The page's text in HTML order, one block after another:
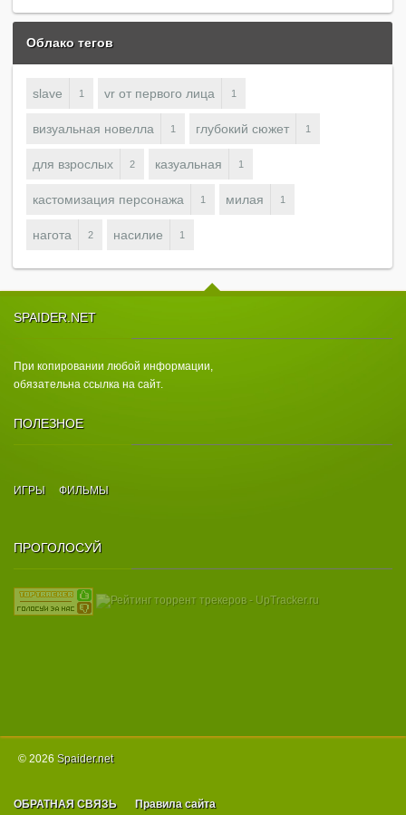
Облако тегов
slave 1 vr от первого лица 1
визуальная новелла 1 глубокий сюжет 1
для взрослых 2 казуальная 1
кастомизация персонажа 1 милая 1
нагота 2 насилие 1
SPAIDER.NET
При копировании любой информации,
обязательна ссылка на сайт.
ПОЛЕЗНОЕ
ИГРЫ ФИЛЬМЫ
ПРОГОЛОСУЙ
© 2026 Spаider.net
ОБРАТНАЯ СВЯЗЬ Правила сайта